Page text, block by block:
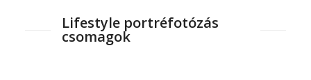
Lifestyle portréfotózás
csomagok